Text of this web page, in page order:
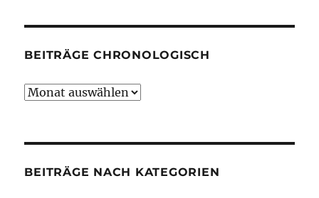
BEITRÄGE CHRONOLOGISCH
Beiträge
BEITRÄGE NACH KATEGORIEN